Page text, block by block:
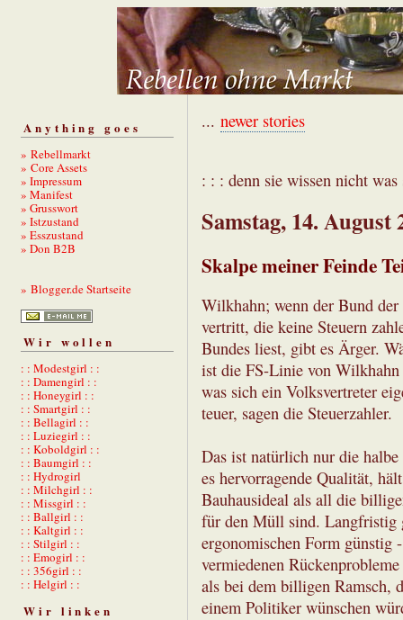
Anything goes
» Rebellmarkt
» Core Assets
» Impressum
» Manifest
» Grusswort
» Istzustand
» Esszustand
» Don B2B
» Blogger.de Startseite
Wir wollen
: : Modestgirl : :
: : Damengirl : :
: : Honeygirl : :
: : Smartgirl : :
: : Bellagirl : :
: : Luziegirl : :
: : Koboldgirl : :
: : Baumgirl : :
: : Hydrogirl
: : Milchgirl : :
: : Missgirl : :
: : Ballgirl : :
: : Kaltgirl : :
: : Stilgirl : :
: : Emogirl : :
: : 356girl : :
: : Helgirl : :
Wir linken
... newer stories
: : : denn sie wissen nicht
Samstag, 14. August
Skalpe meiner Feinde
Wilkhahn; wenn der Bund
vertritt, die keine Steuern
Bundes liest, gibt es Ärger.
ist die FS-Linie von
was sich ein Volksvertreter
teuer, sagen die Steuerzahler.
Das ist natürlich nur die
es hervorragende Qualität,
Bauhausideal als all die
für den Müll sind. Langfristig
ergonomischen Form günstig
vermiedenen
als bei dem billigen Ramsch,
einem Politiker wünschen